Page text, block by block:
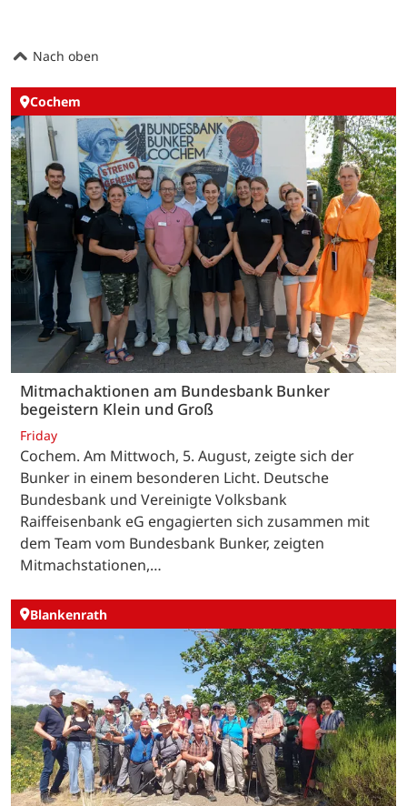
Nach oben
Cochem
Mitmachaktionen am Bundesbank Bunker
begeistern Klein und Groß
Friday
Cochem. Am Mittwoch, 5. August, zeigte sich der
Bunker in einem besonderen Licht. Deutsche
Bundesbank und Vereinigte Volksbank
Raiffeisenbank eG engagierten sich zusammen mit
dem Team vom Bundesbank Bunker, zeigten
Mitmachstationen,…
Blankenrath